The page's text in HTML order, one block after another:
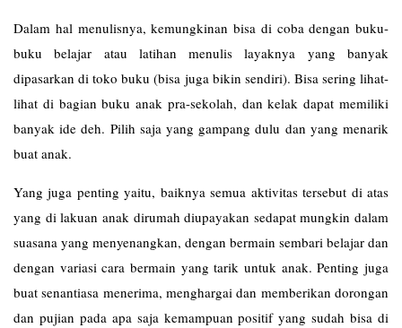
Dalam hal menulisnya, kemungkinan bisa di coba dengan buku-
buku belajar atau latihan menulis layaknya yang banyak
dipasarkan di toko buku (bisa juga bikin sendiri). Bisa sering lihat-
lihat di bagian buku anak pra-sekolah, dan kelak dapat memiliki
banyak ide deh. Pilih saja yang gampang dulu dan yang menarik
buat anak.
Yang juga penting yaitu, baiknya semua aktivitas tersebut di atas
yang di lakuan anak dirumah diupayakan sedapat mungkin dalam
suasana yang menyenangkan, dengan bermain sembari belajar dan
dengan variasi cara bermain yang tarik untuk anak. Penting juga
buat senantiasa menerima, menghargai dan memberikan dorongan
dan pujian pada apa saja kemampuan positif yang sudah bisa di